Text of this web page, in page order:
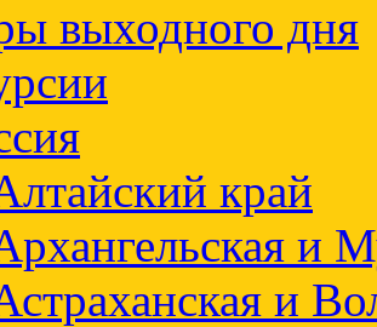
выходного дня
край
и
и